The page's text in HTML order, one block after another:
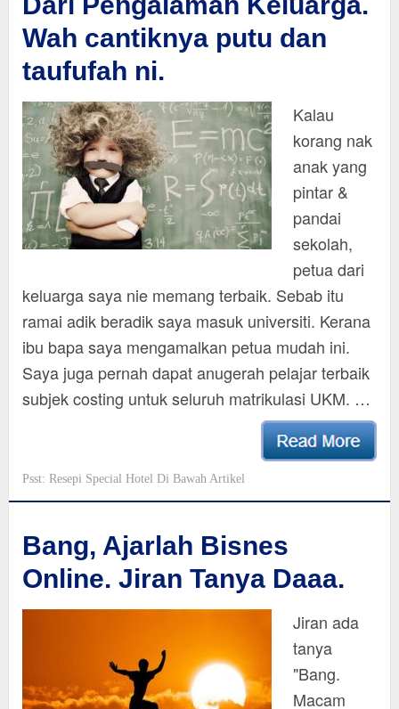
Wah cantiknya putu dan
taufufah ni.
Kalau
korang nak
anak yang
pintar &
pandai
sekolah,
petua dari
keluarga saya nie memang terbaik. Sebab itu
ramai adik beradik saya masuk universiti. Kerana
ibu bapa saya mengamalkan petua mudah ini.
Saya juga pernah dapat anugerah pelajar terbaik
subjek costing untuk seluruh matrikulasi UKM. …
Psst: Resepi Special Hotel Di Bawah Artikel
Bang, Ajarlah Bisnes
Online. Jiran Tanya Daaa.
Jiran ada
tanya
"Bang.
Macam